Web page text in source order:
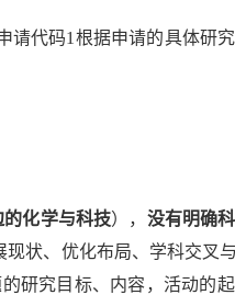
请代码1根据申请的具体研
化学与科技）， 没有明确
状、优化布局、学科交叉
研究目标、内容，活动的